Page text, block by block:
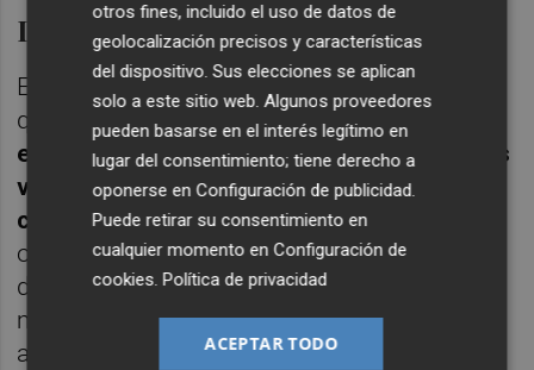
Demanda de ocio nacional
El fin de las restricciones a la movilidad hará
que
la demanda doméstica sea la primera
en recuperarse, especialmente en destinos
vacacionales peninsulares, familiares y
cercanos, accesibles por carretera,
ofrece mayor libertad y flexibilidad, sin
depender del transporte colectivo aéreo,
marítimo o ferroviario que implican
aglomeraciones.
otros fines, incluido el uso de datos de
geolocalización precisos y características
del dispositivo. Sus elecciones se aplican
solo a este sitio web. Algunos proveedores
pueden basarse en el interés legítimo en
lugar del consentimiento; tiene derecho a
oponerse enConfiguración de publicidad.
Puede retirar su consentimiento en
cualquier momento enConfiguración de
cookies.Política de privacidad
ACEPTAR TODO